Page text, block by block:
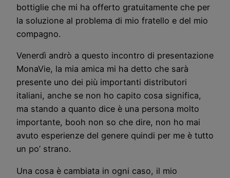
bottiglie che mi ha offerto gratuitamente che per
la soluzione al problema di mio fratello e del mio
compagno.
Venerdì andrò a questo incontro di presentazione
MonaVie, la mia amica mi ha detto che sarà
presente uno dei più importanti distributori
italiani, anche se non ho capito cosa significa,
ma stando a quanto dice è una persona molto
importante, booh non so che dire, non ho mai
avuto esperienze del genere quindi per me è tutto
un po’ strano.
Una cosa è cambiata in ogni caso, il mio